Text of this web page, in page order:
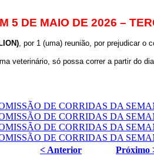
5 DE MAIO DE 2026 –
, por 1 (uma) reunião, por prejudicar o
veterinário, só possa correr a partir do
< Anterior Próximo